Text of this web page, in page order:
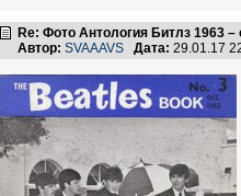
Re: Фото Антология Битлз 1963 –
Автор: SVAAAVS Дата: 29.01.17